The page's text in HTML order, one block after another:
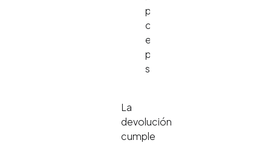
para
cualquier
evaluación
psicométrica
seria.
La
devolución
cumple